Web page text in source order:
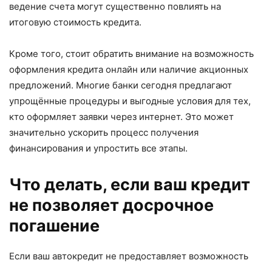
ведение счета могут существенно повлиять на
итоговую стоимость кредита.
Кроме того, стоит обратить внимание на возможность
оформления кредита онлайн или наличие акционных
предложений. Многие банки сегодня предлагают
упрощённые процедуры и выгодные условия для тех,
кто оформляет заявки через интернет. Это может
значительно ускорить процесс получения
финансирования и упростить все этапы.
Что делать, если ваш кредит
не позволяет досрочное
погашение
Если ваш автокредит не предоставляет возможность